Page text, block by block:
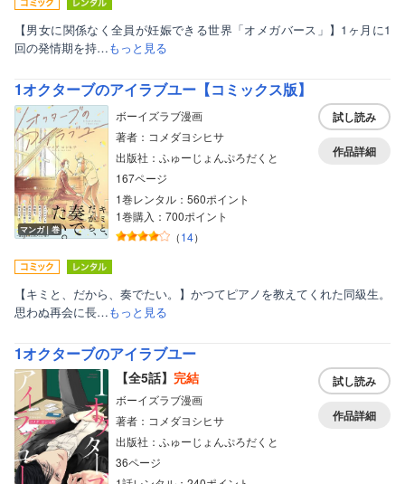
【男女に関係なく全員が妊娠できる世界「オメガバース」】1ヶ月に1
回の発情期を持…もっと見る
1オクターブのアイラブユー【コミックス版】
マンガ｜巻
ボーイズラブ漫画
著者：コメダヨシヒサ
出版社：ふゅーじょんぷろだくと
167ページ
1巻レンタル：560ポイント
1巻購入：700ポイント
（14）
試し読み
作品詳細
【キミと、だから、奏でたい。】かつてピアノを教えてくれた同級生。
思わぬ再会に長…もっと見る
1オクターブのアイラブユー
【全5話】 完結
ボーイズラブ漫画
著者：コメダヨシヒサ
出版社：ふゅーじょんぷろだくと
36ページ
試し読み
作品詳細